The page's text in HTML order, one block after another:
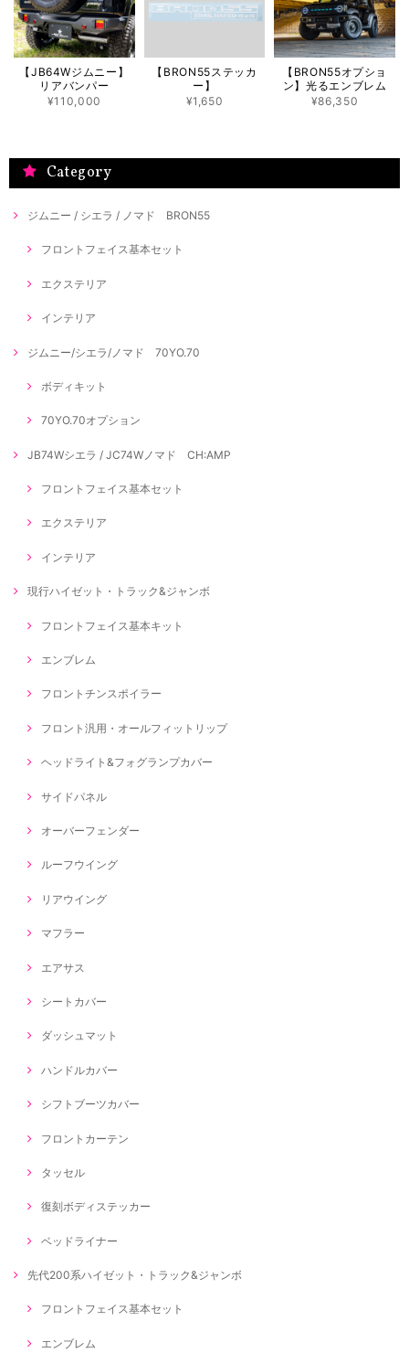
【JB64Wジムニー】
リアバンパー
¥110,000
【BRON55ステッカ
ー】
¥1,650
【BRON55オプショ
ン】光るエンブレム
¥86,350
Category
ジムニー / シエラ / ノマド BRON55
フロントフェイス基本セット
エクステリア
インテリア
ジムニー/シエラ/ノマド 70YO.70
ボディキット
70YO.70オプション
JB74Wシエラ / JC74Wノマド CH:AMP
フロントフェイス基本セット
エクステリア
インテリア
現行ハイゼット・トラック&ジャンボ
フロントフェイス基本キット
エンブレム
フロントチンスポイラー
フロント汎用・オールフィットリップ
ヘッドライト&フォグランプカバー
サイドパネル
オーバーフェンダー
ルーフウイング
リアウイング
マフラー
エアサス
シートカバー
ダッシュマット
ハンドルカバー
シフトブーツカバー
フロントカーテン
タッセル
復刻ボディステッカー
ベッドライナー
先代200系ハイゼット・トラック&ジャンボ
フロントフェイス基本セット
エンブレム